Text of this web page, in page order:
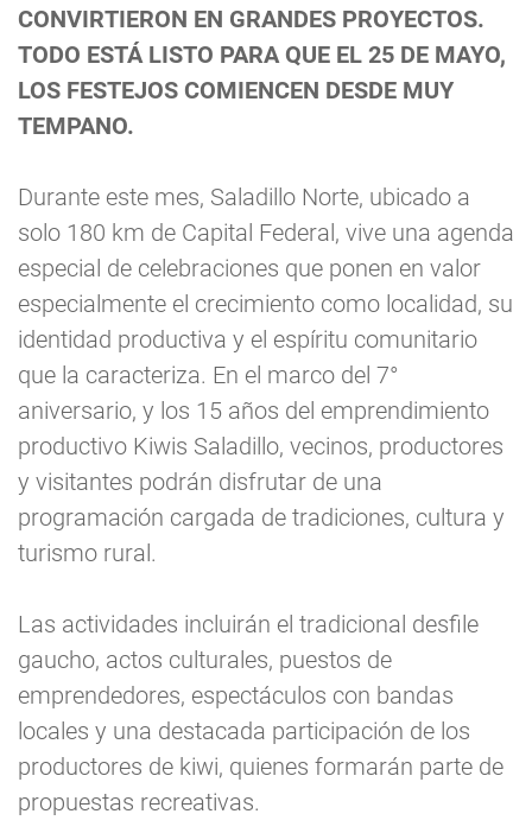
CONVIRTIERON EN GRANDES PROYECTOS.
TODO ESTÁ LISTO PARA QUE EL 25 DE MAYO,
LOS FESTEJOS COMIENCEN DESDE MUY
TEMPANO.
Durante este mes, Saladillo Norte, ubicado a
solo 180 km de Capital Federal, vive una agenda
especial de celebraciones que ponen en valor
especialmente el crecimiento como localidad, su
identidad productiva y el espíritu comunitario
que la caracteriza. En el marco del 7°
aniversario, y los 15 años del emprendimiento
productivo Kiwis Saladillo, vecinos, productores
y visitantes podrán disfrutar de una
programación cargada de tradiciones, cultura y
turismo rural.
Las actividades incluirán el tradicional desfile
gaucho, actos culturales, puestos de
emprendedores, espectáculos con bandas
locales y una destacada participación de los
productores de kiwi, quienes formarán parte de
propuestas recreativas.